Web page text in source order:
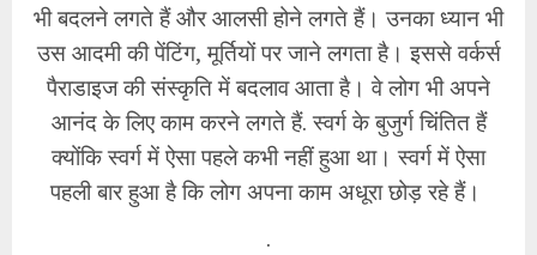
भी बदलने लगते हैं और आलसी होने लगते हैं। उनका ध्यान भी
उस आदमी की पेंटिंग, मूर्तियों पर जाने लगता है। इससे वर्कर्स
पैराडाइज की संस्कृति में बदलाव आता है। वे लोग भी अपने
आनंद के लिए काम करने लगते हैं. स्वर्ग के बुजुर्ग चिंतित हैं
क्योंकि स्वर्ग में ऐसा पहले कभी नहीं हुआ था। स्वर्ग में ऐसा
पहली बार हुआ है कि लोग अपना काम अधूरा छोड़ रहे हैं।
.